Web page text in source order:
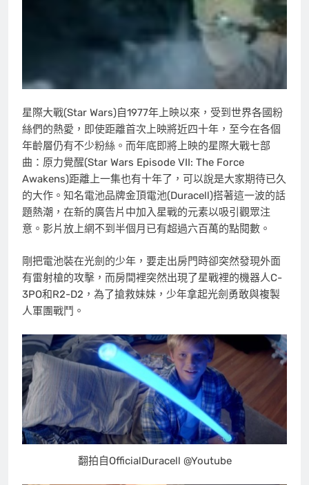
星際大戰(Star Wars)自1977年上映以來，受到世界各國粉
絲們的熱愛，即使距離首次上映將近四十年，至今在各個
年齡層仍有不少粉絲。而年底即將上映的星際大戰七部
曲：原力覺醒(Star Wars Episode VII: The Force
Awakens)距離上一集也有十年了，可以說是大家期待已久
的大作。知名電池品牌金頂電池(Duracell)搭著這一波的話
題熱潮，在新的廣告片中加入星戰的元素以吸引觀眾注
意。影片放上網不到半個月已有超過六百萬的點閱數。
剛把電池裝在光劍的少年，要走出房門時卻突然發現外面
有雷射槍的攻擊，而房間裡突然出現了星戰裡的機器人C-
3PO和R2-D2，為了搶救妹妹，少年拿起光劍勇敢與複製
人軍團戰鬥。
翻拍自OfficialDuracell @Youtube